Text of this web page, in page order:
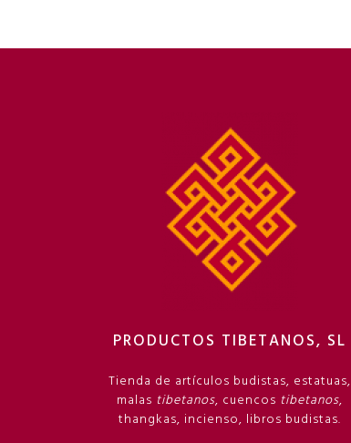
PRODUCTOS TIBETANOS, SL
Tienda de artículos budistas, estatuas,
malas tibetanos, cuencos tibetanos,
thangkas, incienso, libros budistas.